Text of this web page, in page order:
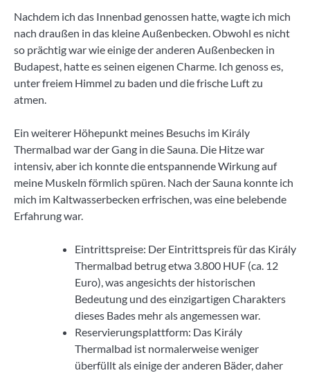
Nachdem ich das Innenbad genossen hatte, wagte ich mich
nach draußen in das kleine Außenbecken. Obwohl es nicht
so prächtig war wie einige der anderen Außenbecken in
Budapest, hatte es seinen eigenen Charme. Ich genoss es,
unter freiem Himmel zu baden und die frische Luft zu
atmen.
Ein weiterer Höhepunkt meines Besuchs im Király
Thermalbad war der Gang in die Sauna. Die Hitze war
intensiv, aber ich konnte die entspannende Wirkung auf
meine Muskeln förmlich spüren. Nach der Sauna konnte ich
mich im Kaltwasserbecken erfrischen, was eine belebende
Erfahrung war.
Eintrittspreise: Der Eintrittspreis für das Király
Thermalbad betrug etwa 3.800 HUF (ca. 12
Euro), was angesichts der historischen
Bedeutung und des einzigartigen Charakters
dieses Bades mehr als angemessen war.
Reservierungsplattform: Das Király
Thermalbad ist normalerweise weniger
überfüllt als einige der anderen Bäder, daher